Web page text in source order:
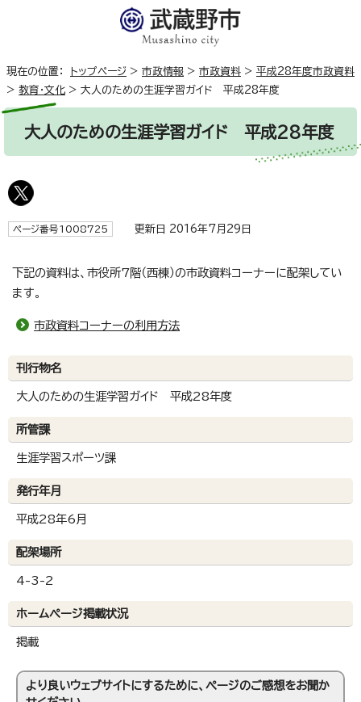
現在の位置： トップページ > 市政情報 > 市政資料 > 平成28年度市政資料
> 教育・文化 > 大人のための生涯学習ガイド 平成28年度
大人のための生涯学習ガイド 平成28年度
ページ番号1008725 更新日 2016年7月29日
下記の資料は、市役所7階（西棟）の市政資料コーナーに配架してい
ます。
市政資料コーナーの利用方法
刊行物名
大人のための生涯学習ガイド 平成28年度
所管課
生涯学習スポーツ課
発行年月
平成28年6月
配架場所
4-3-2
ホームページ掲載状況
掲載
より良いウェブサイトにするために、ページのご感想をお聞か